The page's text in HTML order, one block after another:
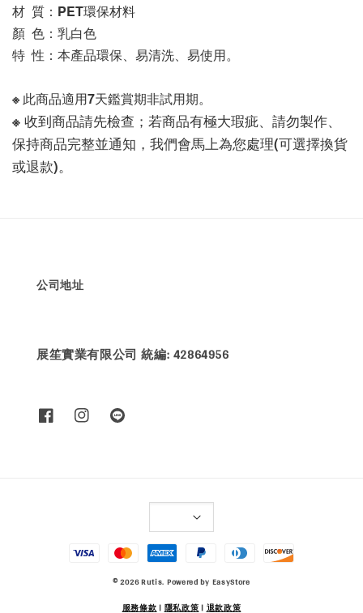
材  質：PET環保材料
顏  色：乳白色
特  性：本產品環保、易清洗、易使用。
※ 此商品適用7天鑑賞期非試用期。
※ 收到商品請先檢查；若商品有極大瑕疵、請勿製作、
保持商品完整並通知，我們會馬上為您處理(可選擇換貨
或退款)。
公司地址
展笙實業有限公司 統編: 42864956
© 2026 Rutis. Powered by EasyStore
服務條款| 隱私政策| 退款政策